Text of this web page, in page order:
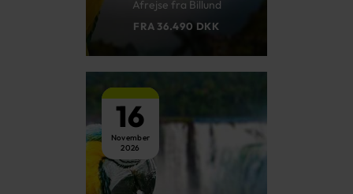
Afrejse fra Billund
FRA 36.490 DKK
16
November
2026